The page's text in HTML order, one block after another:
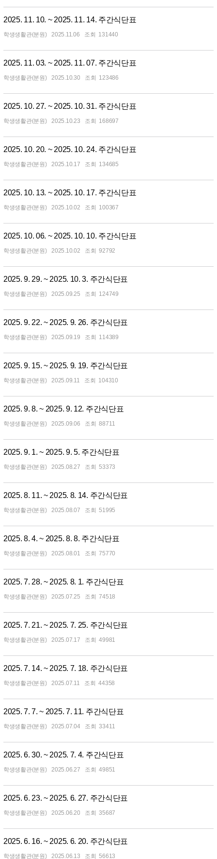
2025. 11. 10. ~ 2025. 11. 14. 주간식단표
학생생활관(분원) 2025.11.06 131440
2025. 11. 03. ~ 2025. 11. 07. 주간식단표
학생생활관(분원) 2025.10.30 123486
2025. 10. 27. ~ 2025. 10. 31. 주간식단표
학생생활관(분원) 2025.10.23 168697
2025. 10. 20. ~ 2025. 10. 24. 주간식단표
학생생활관(분원) 2025.10.17 134685
2025. 10. 13. ~ 2025. 10. 17. 주간식단표
학생생활관(분원) 2025.10.02 100367
2025. 10. 06. ~ 2025. 10. 10. 주간식단표
학생생활관(분원) 2025.10.02 92792
2025. 9. 29. ~ 2025. 10. 3. 주간식단표
학생생활관(분원) 2025.09.25 124749
2025. 9. 22. ~ 2025. 9. 26. 주간식단표
학생생활관(분원) 2025.09.19 114389
2025. 9. 15. ~ 2025. 9. 19. 주간식단표
학생생활관(분원) 2025.09.11 104310
2025. 9. 8. ~ 2025. 9. 12. 주간식단표
학생생활관(분원) 2025.09.06 88711
2025. 9. 1. ~ 2025. 9. 5. 주간식단표
학생생활관(분원) 2025.08.27 53373
2025. 8. 11. ~ 2025. 8. 14. 주간식단표
학생생활관(분원) 2025.08.07 51995
2025. 8. 4. ~ 2025. 8. 8. 주간식단표
학생생활관(분원) 2025.08.01 75770
2025. 7. 28. ~ 2025. 8. 1. 주간식단표
학생생활관(분원) 2025.07.25 74518
2025. 7. 21. ~ 2025. 7. 25. 주간식단표
학생생활관(분원) 2025.07.17 49981
2025. 7. 14. ~ 2025. 7. 18. 주간식단표
학생생활관(분원) 2025.07.11 44358
2025. 7. 7. ~ 2025. 7. 11. 주간식단표
학생생활관(분원) 2025.07.04 33411
2025. 6. 30. ~ 2025. 7. 4. 주간식단표
학생생활관(분원) 2025.06.27 49851
2025. 6. 23. ~ 2025. 6. 27. 주간식단표
학생생활관(분원) 2025.06.20 35687
2025. 6. 16. ~ 2025. 6. 20. 주간식단표
학생생활관(분원) 2025.06.13 56613